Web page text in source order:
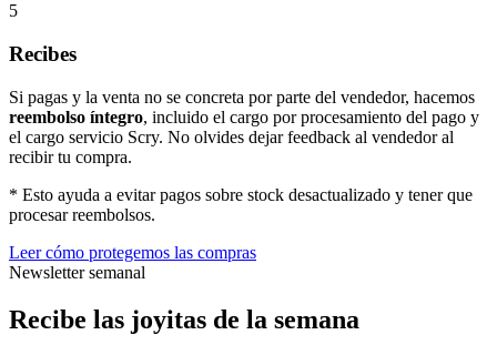
5
Recibes
Si pagas y la venta no se concreta por parte del vendedor, hacemos
reembolso íntegro, incluido el cargo por procesamiento del pago y
el cargo servicio Scry. No olvides dejar feedback al vendedor al
recibir tu compra.
* Esto ayuda a evitar pagos sobre stock desactualizado y tener que
procesar reembolsos.
Leer cómo protegemos las compras
Newsletter semanal
Recibe las joyitas de la semana